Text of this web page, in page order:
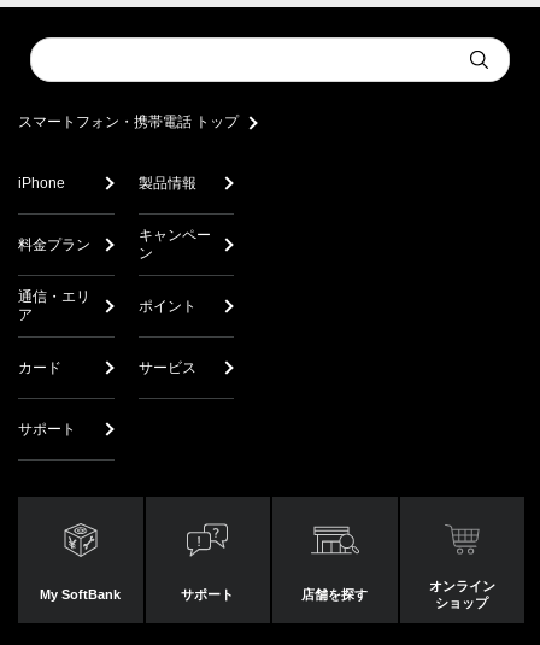
Conduct
a
Submit
スマートフォン・携帯電話 トップ
iPhone 製品情報
料金プラン
キャンペー
ン
通信・エリ
ア
ポイント
カード サービス
サポート
My SoftBank サポート 店舗を探す
オンライン
ショップ